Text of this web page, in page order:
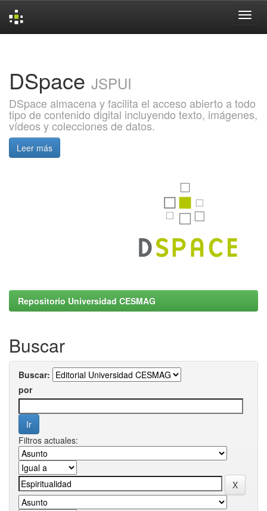
DSpace JSPUI
DSpace almacena y facilita el acceso abierto a todo
tipo de contenido digital incluyendo texto, imágenes,
vídeos y colecciones de datos.
Leer más
Repositorio Universidad CESMAG
Buscar
Buscar:
por
Filtros actuales: